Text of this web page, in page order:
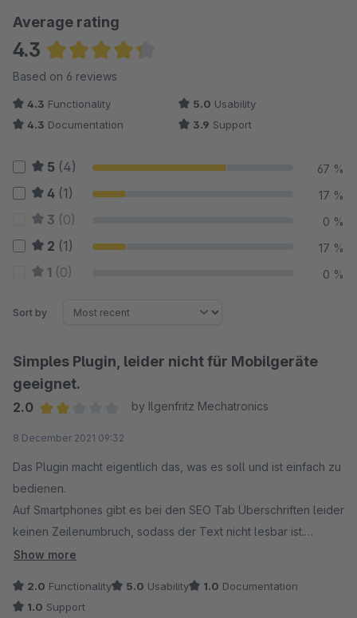
Average rating
4.3
Average rating of 4.33 out of 5 stars
Based on 6 reviews
4.3 Functionality 5.0 Usability
4.3 Documentation 3.9 Support
5 (4) 67 %
4 (1) 17 %
3 (0) 0 %
2 (1) 17 %
1 (0) 0 %
Sort by
Simples Plugin, leider nicht für Mobilgeräte
geeignet.
2.0
by Ilgenfritz Mechatronics
8 December 2021 09:32
Das Plugin macht eigentlich das, was es soll und ist einfach zu
bedienen.
Auf Smartphones gibt es bei den SEO Tab Überschriften leider
keinen Zeilenumbruch, sodass der Text nicht lesbar ist.
Daher nur für Desktop-Größen geeignet.
Show more
2.0 Functionality 5.0 Usability 1.0 Documentation
1.0 Support